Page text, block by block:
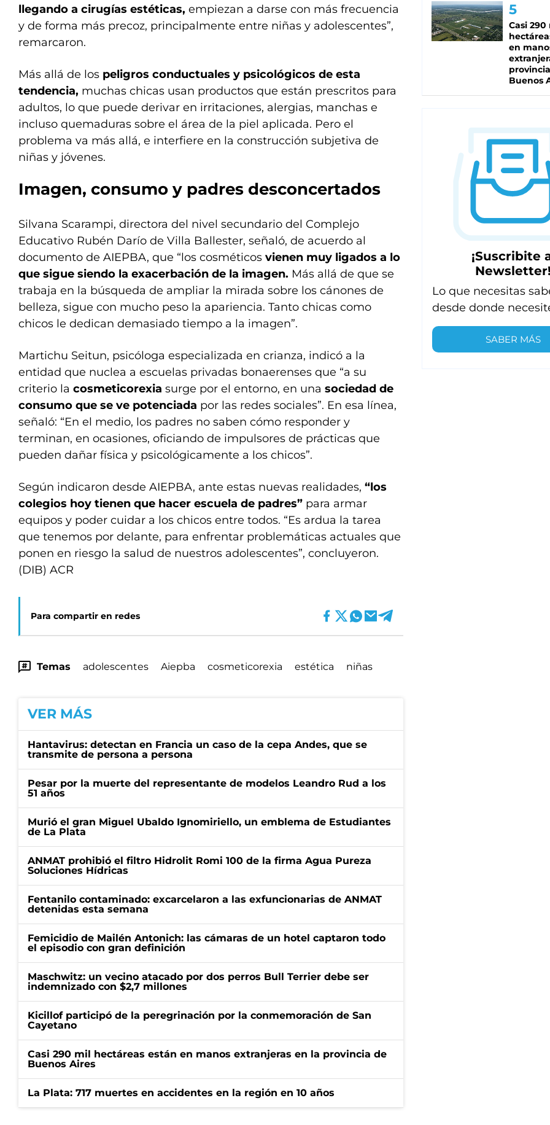
llegando a cirugías estéticas, empiezan a darse con más frecuencia
y de forma más precoz, principalmente entre niñas y adolescentes”,
remarcaron.
Más allá de los peligros conductuales y psicológicos de esta
tendencia, muchas chicas usan productos que están prescritos para
adultos, lo que puede derivar en irritaciones, alergias, manchas e
incluso quemaduras sobre el área de la piel aplicada. Pero el
problema va más allá, e interfiere en la construcción subjetiva de
niñas y jóvenes.
Imagen, consumo y padres desconcertados
Silvana Scarampi, directora del nivel secundario del Complejo
Educativo Rubén Darío de Villa Ballester, señaló, de acuerdo al
documento de AIEPBA, que “los cosméticos vienen muy ligados a lo
que sigue siendo la exacerbación de la imagen. Más allá de que se
trabaja en la búsqueda de ampliar la mirada sobre los cánones de
belleza, sigue con mucho peso la apariencia. Tanto chicas como
chicos le dedican demasiado tiempo a la imagen”.
Martichu Seitun, psicóloga especializada en crianza, indicó a la
entidad que nuclea a escuelas privadas bonaerenses que “a su
criterio la cosmeticorexia surge por el entorno, en una sociedad de
consumo que se ve potenciada por las redes sociales”. En esa línea,
señaló: “En el medio, los padres no saben cómo responder y
terminan, en ocasiones, oficiando de impulsores de prácticas que
pueden dañar física y psicológicamente a los chicos”.
Según indicaron desde AIEPBA, ante estas nuevas realidades, “los
colegios hoy tienen que hacer escuela de padres” para armar
equipos y poder cuidar a los chicos entre todos. “Es ardua la tarea
que tenemos por delante, para enfrentar problemáticas actuales que
ponen en riesgo la salud de nuestros adolescentes”, concluyeron.
(DIB) ACR
Para compartir en redes
Temas adolescentes Aiepba cosmeticorexia estética niñas
VER MÁS
Hantavirus: detectan en Francia un caso de la cepa Andes, que se
transmite de persona a persona
Pesar por la muerte del representante de modelos Leandro Rud a los
51 años
Murió el gran Miguel Ubaldo Ignomiriello, un emblema de Estudiantes
de La Plata
ANMAT prohibió el filtro Hidrolit Romi 100 de la firma Agua Pureza
Soluciones Hídricas
Fentanilo contaminado: excarcelaron a las exfuncionarias de ANMAT
detenidas esta semana
Femicidio de Mailén Antonich: las cámaras de un hotel captaron todo
el episodio con gran definición
Maschwitz: un vecino atacado por dos perros Bull Terrier debe ser
indemnizado con $2,7 millones
Kicillof participó de la peregrinación por la conmemoración de San
Cayetano
Casi 290 mil hectáreas están en manos extranjeras en la provincia de
Buenos Aires
La Plata: 717 muertes en accidentes en la región en 10 años
Casi 290
en
Buenos
¡Suscribite
Lo que necesitas
desde donde
SABER MÁS